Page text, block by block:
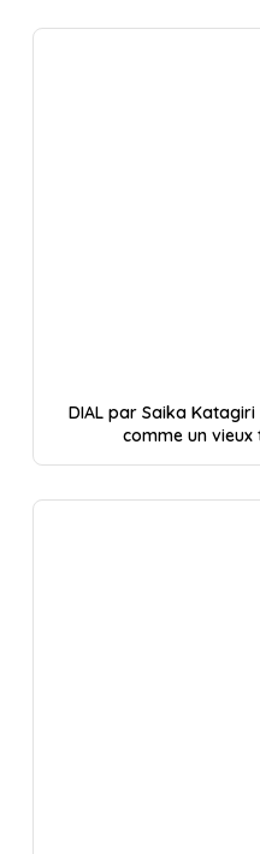
DIAL par Saika
comme un